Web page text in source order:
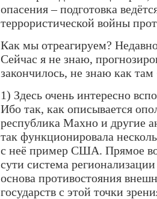
опасения – подготовка
террористической войны
Как мы отреагируем?
Сейчас я не знаю,
закончилось, не знаю как там
1) Здесь очень интересно
Ибо так, как описывается
республика Махно и другие
так функционировала
с неё пример США. Прямое
сути система
основа противостояния
государств с этой точки